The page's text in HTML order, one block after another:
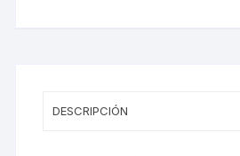
DESCRIPCIÓN